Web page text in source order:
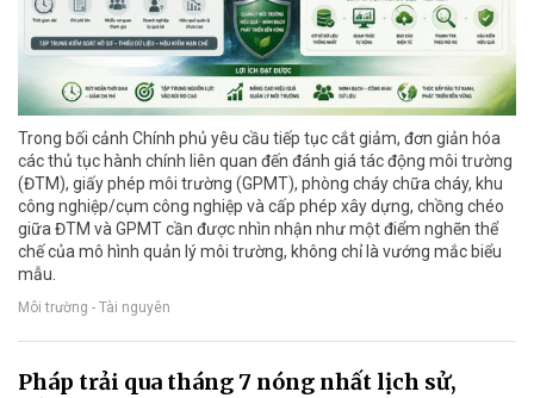
Trong bối cảnh Chính phủ yêu cầu tiếp tục cắt giảm, đơn giản hóa
các thủ tục hành chính liên quan đến đánh giá tác động môi trường
(ĐTM), giấy phép môi trường (GPMT), phòng cháy chữa cháy, khu
công nghiệp/cụm công nghiệp và cấp phép xây dựng, chồng chéo
giữa ĐTM và GPMT cần được nhìn nhận như một điểm nghẽn thể
chế của mô hình quản lý môi trường, không chỉ là vướng mắc biểu
mẫu.
Môi trường - Tài nguyên
Pháp trải qua tháng 7 nóng nhất lịch sử,